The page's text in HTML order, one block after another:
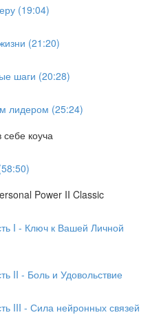
(19:04)
(21:20)
шаги (20:28)
лидером (25:24)
коуча
Power II Classic
I - Ключ к Вашей Личной
II - Боль и Удовольствие
III - Сила нейронных связей